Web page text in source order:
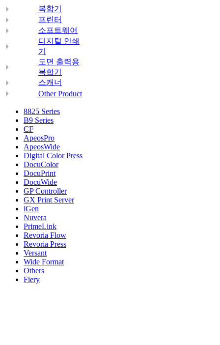
복합기
프린터
소프트웨어
디지털 인쇄
기
도면 출력용
복합기
스캐너
Other Product
8825 Series
B9 Series
CF
ApeosPro
ApeosWide
Digital Color Press
DocuColor
DocuPrint
DocuWide
GP Controller
GX Print Server
iGen
Nuvera
PrimeLink
Revoria Flow
Revoria Press
Versant
Wide Format
Others
Fiery